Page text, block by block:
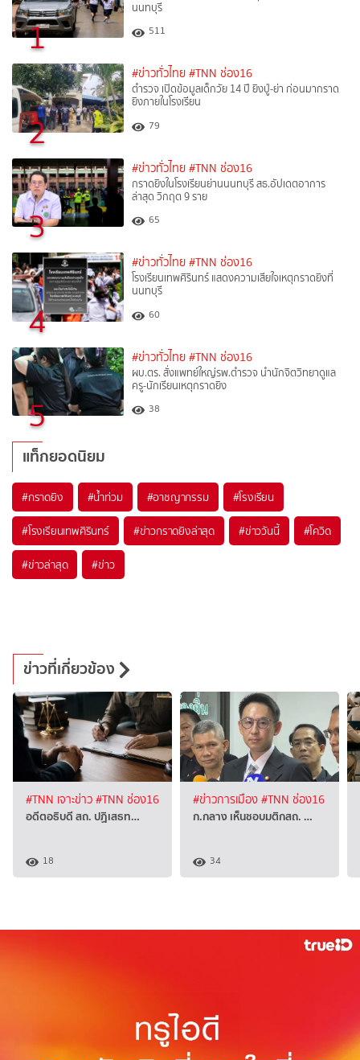
1
นนทบุรี
511
2
#ข่าวทั่วไทย #TNN ช่อง16
ตำรวจ เปิดข้อมูลเด็กวัย 14 ปี ยิงปู่-ย่า ก่อนมากราด
ยิงภายในโรงเรียน
79
3
#ข่าวทั่วไทย #TNN ช่อง16
กราดยิงในโรงเรียนย่านนนทบุรี สธ.อัปเดตอาการ
ล่าสุด วิกฤต 9 ราย
65
4
#ข่าวทั่วไทย #TNN ช่อง16
โรงเรียนเทพศิรินทร์ แสดงความเสียใจเหตุกราดยิงที่
นนทบุรี
60
5
#ข่าวทั่วไทย #TNN ช่อง16
ผบ.ตร. สั่งแพทย์ใหญ่รพ.ตำรวจ นำนักจิตวิทยาดูแล
ครู-นักเรียนเหตุกราดยิง
38
แท็กยอดนิยม
#กราดยิง #น้ำท่วม #อาชญากรรม #โรงเรียน
#โรงเรียนเทพศิรินทร์ #ข่าวกราดยิงล่าสุด #ข่าววันนี้ #โควิด
#ข่าวล่าสุด #ข่าว
ข่าวที่เกี่ยวข้อง
#TNN เจาะข่าว#TNN ช่อง16
อดีตอธิบดี สถ. ปฏิเสธท…
18
#ข่าวการเมือง#TNN ช่อง16
ก.กลาง เห็นชอบมติกสถ. …
34